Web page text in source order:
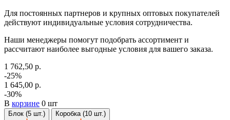
Для постоянных партнеров и крупных оптовых покупателей
действуют индивидуальные условия сотрудничества.
Наши менеджеры помогут подобрать ассортимент и
рассчитают наиболее выгодные условия для вашего заказа.
1 762,50 р.
-25%
1 645,00 р.
-30%
В корзине 0 шт
Блок (5 шт.) Коробка (10 шт.)